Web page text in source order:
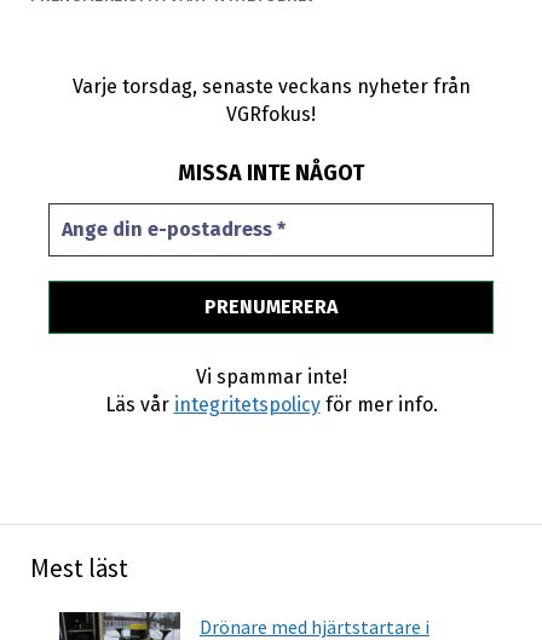
Varje torsdag, senaste veckans nyheter från
VGRfokus!
MISSA INTE NÅGOT
Vi spammar inte!
Läs vår integritetspolicyför mer info.
Mest läst
Drönare med hjärtstartare i